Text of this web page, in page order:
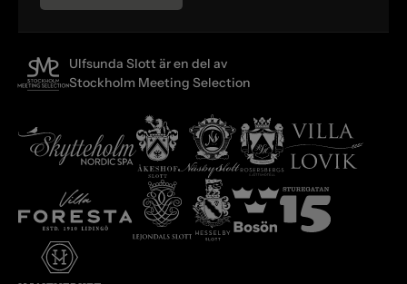
Ulfsunda Slott är en del av
Stockholm Meeting Selection